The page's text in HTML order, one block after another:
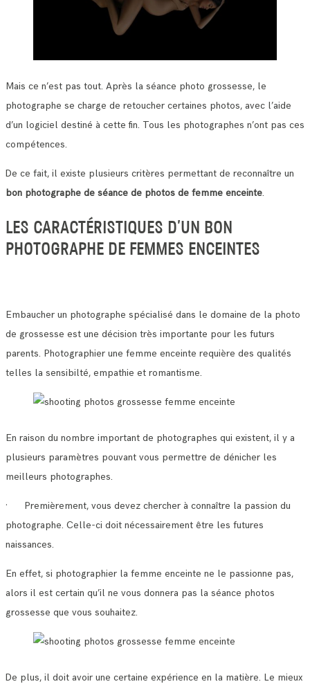
Mais ce n’est pas tout. Après la séance photo grossesse, le
photographe se charge de retoucher certaines photos, avec l’aide
d’un logiciel destiné à cette fin. Tous les photographes n’ont pas ces
compétences.
De ce fait, il existe plusieurs critères permettant de reconnaître un
bon photographe de séance de photos de femme enceinte.
LES CARACTÉRISTIQUES D’UN BON
PHOTOGRAPHE DE FEMMES ENCEINTES
Embaucher un photographe spécialisé dans le domaine de la photo
de grossesse est une décision très importante pour les futurs
parents. Photographier une femme enceinte requière des qualités
telles la sensibilté, empathie et romantisme.
En raison du nombre important de photographes qui existent, il y a
plusieurs paramètres pouvant vous permettre de dénicher les
meilleurs photographes.
· Premièrement, vous devez chercher à connaître la passion du
photographe. Celle-ci doit nécessairement être les futures
naissances.
En effet, si photographier la femme enceinte ne le passionne pas,
alors il est certain qu’il ne vous donnera pas la séance photos
grossesse que vous souhaitez.
De plus, il doit avoir une certaine expérience en la matière. Le mieux